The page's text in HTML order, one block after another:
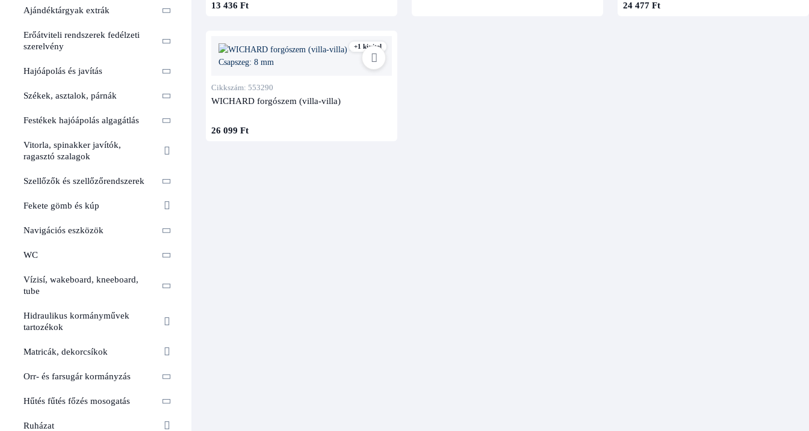
Ajándéktárgyak extrák
Erőátviteli rendszerek fedélzeti
szerelvény
Hajóápolás és javítás
Székek, asztalok, párnák
Festékek hajóápolás algagátlás
Vitorla, spinakker javítók,
ragasztó szalagok
Szellőzők és szellőzőrendszerek
Fekete gömb és kúp
Navigációs eszközök
WC
Vízisí, wakeboard, kneeboard,
tube
Hidraulikus kormányművek
tartozékok
Matricák, dekorcsíkok
Orr- és farsugár kormányzás
Hűtés fűtés főzés mosogatás
Ruházat
13 436 Ft 24 477 Ft
+1 kivitel
Cikkszám: 553290
WICHARD forgószem (villa-villa)
26 099 Ft